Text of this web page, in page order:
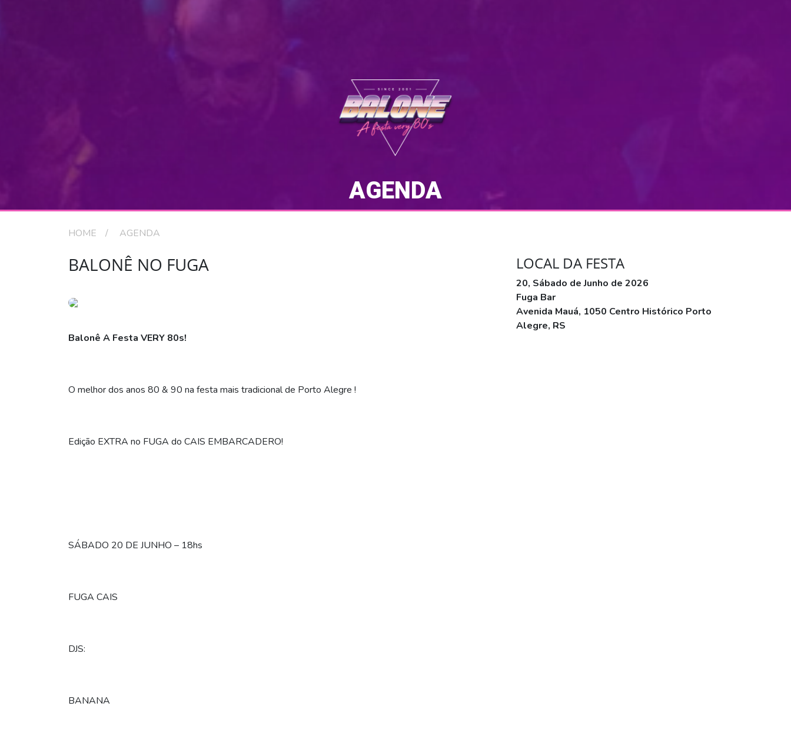
AGENDA
HOME AGENDA
BALONÊ NO FUGA
Balonê A Festa VERY 80s!
O melhor dos anos 80 & 90 na festa mais tradicional de Porto Alegre !
Edição EXTRA no FUGA do CAIS EMBARCADERO!
SÁBADO 20 DE JUNHO – 18hs
FUGA CAIS
DJS:
BANANA
LOCAL DA FESTA
20, Sábado de Junho de 2026
Fuga Bar
Avenida Mauá, 1050 Centro Histórico Porto
Alegre, RS